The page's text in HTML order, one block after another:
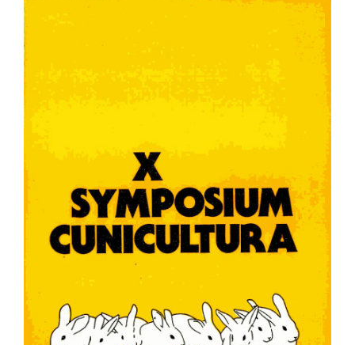
Contactar
WooCommerce My Account